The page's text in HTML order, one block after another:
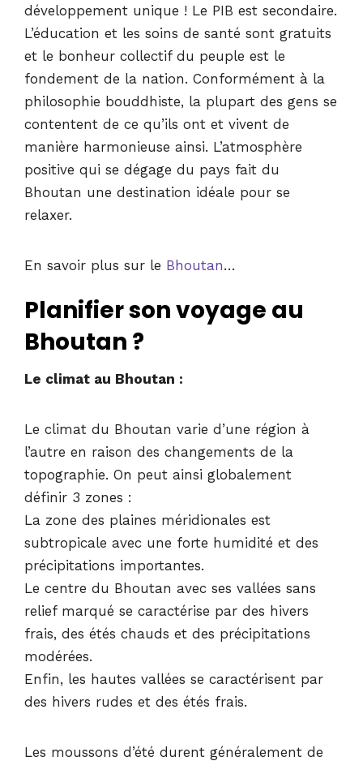
développement unique ! Le PIB est secondaire.
L’éducation et les soins de santé sont gratuits
et le bonheur collectif du peuple est le
fondement de la nation. Conformément à la
philosophie bouddhiste, la plupart des gens se
contentent de ce qu’ils ont et vivent de
manière harmonieuse ainsi. L’atmosphère
positive qui se dégage du pays fait du
Bhoutan une destination idéale pour se
relaxer.
En savoir plus sur le Bhoutan…
Planifier son voyage au
Bhoutan ?
Le climat au Bhoutan :
Le climat du Bhoutan varie d’une région à
l’autre en raison des changements de la
topographie. On peut ainsi globalement
définir 3 zones :
La zone des plaines méridionales est
subtropicale avec une forte humidité et des
précipitations importantes.
Le centre du Bhoutan avec ses vallées sans
relief marqué se caractérise par des hivers
frais, des étés chauds et des précipitations
modérées.
Enfin, les hautes vallées se caractérisent par
des hivers rudes et des étés frais.
Les moussons d’été durent généralement de